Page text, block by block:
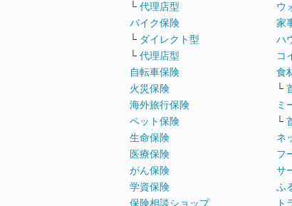
└ 代理店型
バイク保険
└ ダイレクト型
└ 代理店型
自転車保険
火災保険
海外旅行保険
ペット保険
生命保険
医療保険
がん保険
学資保険
保険相談ショップ
ウ
家
ハ
コ
食
└
ミ
└
ネ
フ
サ
ふ
ト